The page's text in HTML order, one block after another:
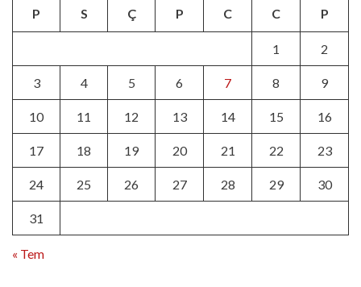
P S Ç P C C P
1 2
3 4 5 6 7 8 9
10 11 12 13 14 15 16
17 18 19 20 21 22 23
24 25 26 27 28 29 30
31
« Tem